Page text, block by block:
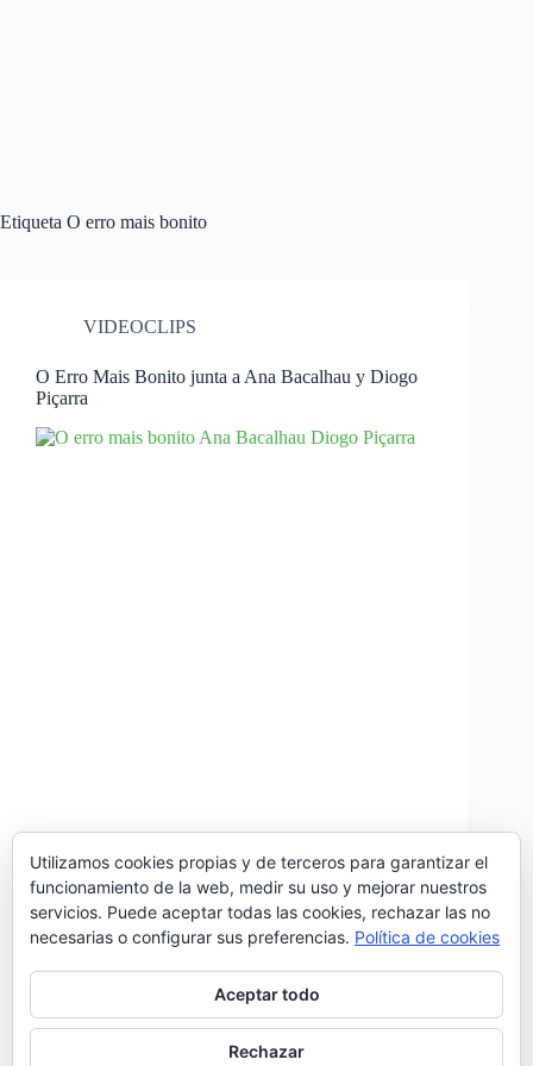
Etiqueta O erro mais bonito
VIDEOCLIPS
O Erro Mais Bonito junta a Ana Bacalhau y Diogo
Piçarra
‘O Erro Mais Bonito’ es el nuevo single de Ana
Bacalhau. Con música y letra compuestos por la
propia cantante (vocalista de Deolinda), el tema ha
sido producido por Diogo Piçarra que
también colabora cantando a dúo con la artista. ‘O
Erro Mais…
Noemí Sánchez
27/04/2019
Utilizamos cookies propias y de terceros para garantizar el
funcionamiento de la web, medir su uso y mejorar nuestros
servicios. Puede aceptar todas las cookies, rechazar las no
necesarias o configurar sus preferencias. Política de cookies
Aceptar todo
Rechazar